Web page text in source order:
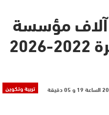
تأهيل أكثر من 9 آلاف مؤسسة
تعليمية خلال فترة 2022-2026
تربية وتكوين